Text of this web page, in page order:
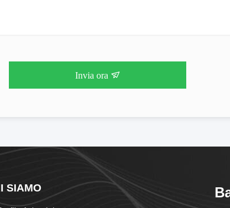
Invia ora
SIAMO